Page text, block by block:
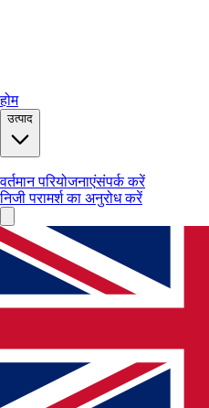
होम
उत्पाद
वर्तमान परियोजनाएंसंपर्क करें
निजी परामर्श का अनुरोध करें